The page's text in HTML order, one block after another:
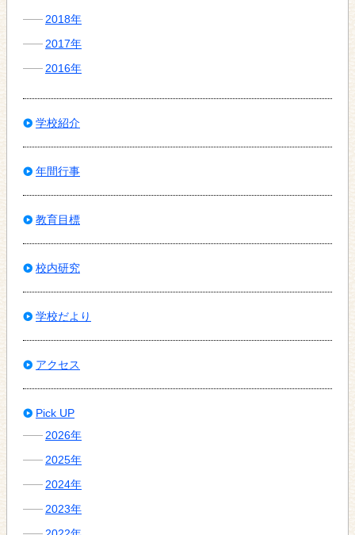
2018年
2017年
2016年
学校紹介
年間行事
教育目標
校内研究
学校だより
アクセス
Pick UP
2026年
2025年
2024年
2023年